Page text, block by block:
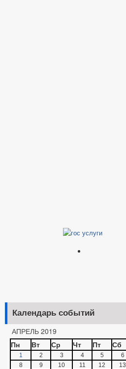
Календарь событий
АПРЕЛЬ 2019
Пн
Вт Ср Чт Пт Сб
1 2 3 4 5 6
8
9 10 11 12 13